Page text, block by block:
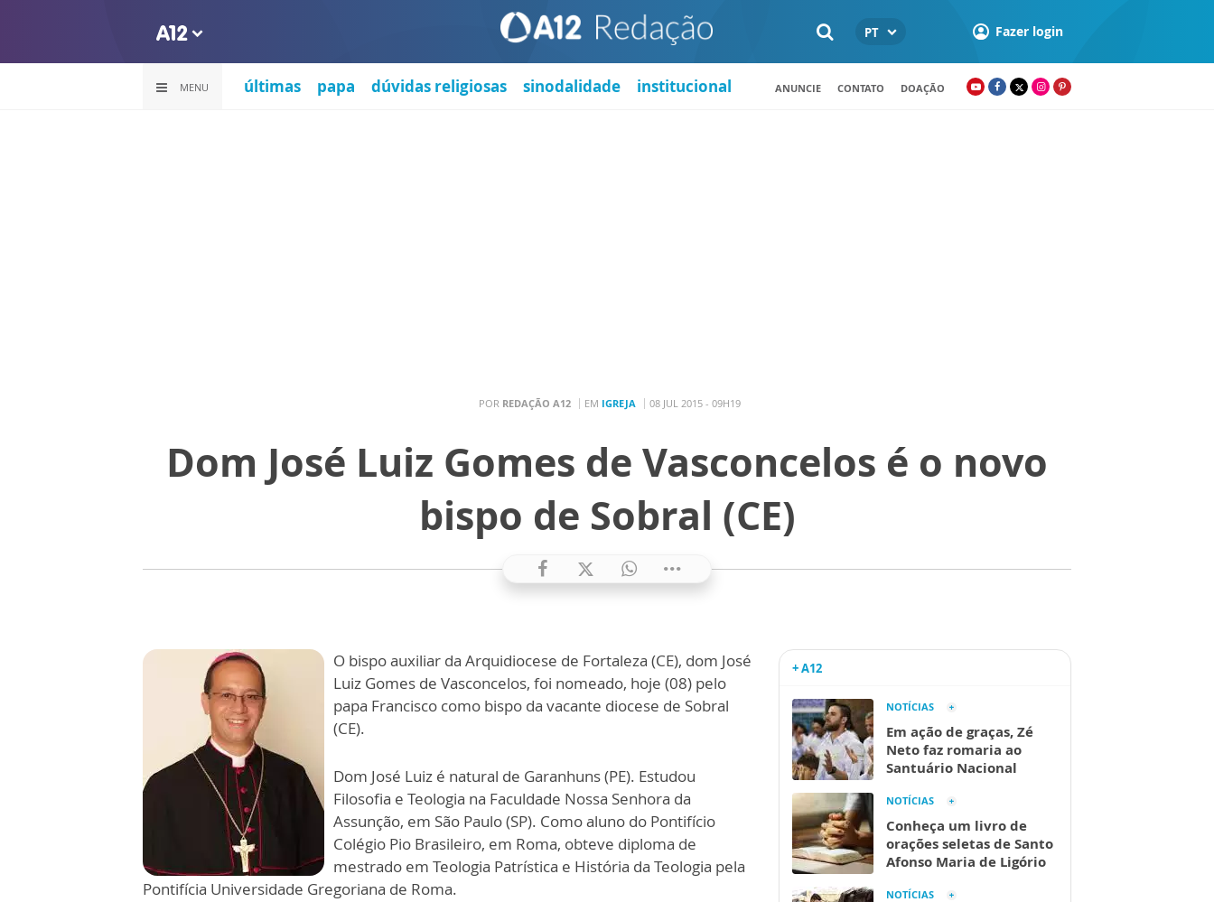
PT Fazer login
MENU últimas papa dúvidas religiosas sinodalidade institucional ANUNCIE CONTATO DOAÇÃO
POR REDAÇÃO A12 EM IGREJA 08 JUL 2015 - 09H19
Dom José Luiz Gomes de Vasconcelos é o novo
bispo de Sobral (CE)
O bispo auxiliar da Arquidiocese de Fortaleza (CE), dom José
Luiz Gomes de Vasconcelos, foi nomeado, hoje (08) pelo
papa Francisco como bispo da vacante diocese de Sobral
(CE).
Dom José Luiz é natural de Garanhuns (PE). Estudou
Filosofia e Teologia na Faculdade Nossa Senhora da
Assunção, em São Paulo (SP). Como aluno do Pontifício
Colégio Pio Brasileiro, em Roma, obteve diploma de
mestrado em Teologia Patrística e História da Teologia pela
Pontifícia Universidade Gregoriana de Roma.
+ A12
NOTÍCIAS
Em ação de graças, Zé
Neto faz romaria ao
Santuário Nacional
NOTÍCIAS
Conheça um livro de
orações seletas de Santo
Afonso Maria de Ligório
NOTÍCIAS